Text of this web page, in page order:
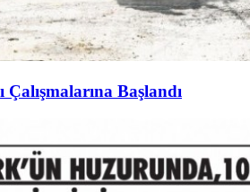
Çalışmalarına Başlandı